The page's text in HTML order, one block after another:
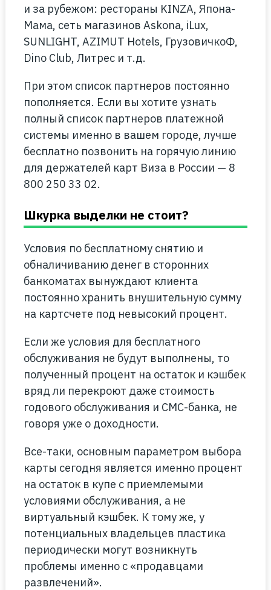
и за рубежом: рестораны KINZA, Япона-
Мама, сеть магазинов Askona, iLux,
SUNLIGHT, AZIMUT Hotels, ГрузовичкоФ,
Dino Club, Литрес и т.д.
При этом список партнеров постоянно
пополняется. Если вы хотите узнать
полный список партнеров платежной
системы именно в вашем городе, лучше
бесплатно позвонить на горячую линию
для держателей карт Виза в России — 8
800 250 33 02.
Шкурка выделки не стоит?
Условия по бесплатному снятию и
обналичиванию денег в сторонних
банкоматах вынуждают клиента
постоянно хранить внушительную сумму
на картсчете под невысокий процент.
Если же условия для бесплатного
обслуживания не будут выполнены, то
полученный процент на остаток и кэшбек
вряд ли перекроют даже стоимость
годового обслуживания и СМС-банка, не
говоря уже о доходности.
Все-таки, основным параметром выбора
карты сегодня является именно процент
на остаток в купе с приемлемыми
условиями обслуживания, а не
виртуальный кэшбек. К тому же, у
потенциальных владельцев пластика
периодически могут возникнуть
проблемы именно с «продавцами
развлечений».